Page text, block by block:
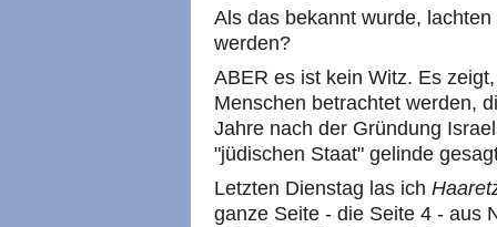
Als das bekannt wurde,
werden?
ABER es ist kein Witz. Es
Menschen betrachtet werden,
Jahre nach der Gründung
"jüdischen Staat" gelinde
Letzten Dienstag las ich
ganze Seite - die Seite 4 - aus